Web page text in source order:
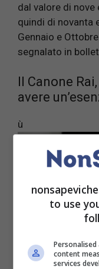
dal valore di nove
quindi di novanta
Gennaio e
segnalato in
Il Canone
avere
ù
to use
content
services